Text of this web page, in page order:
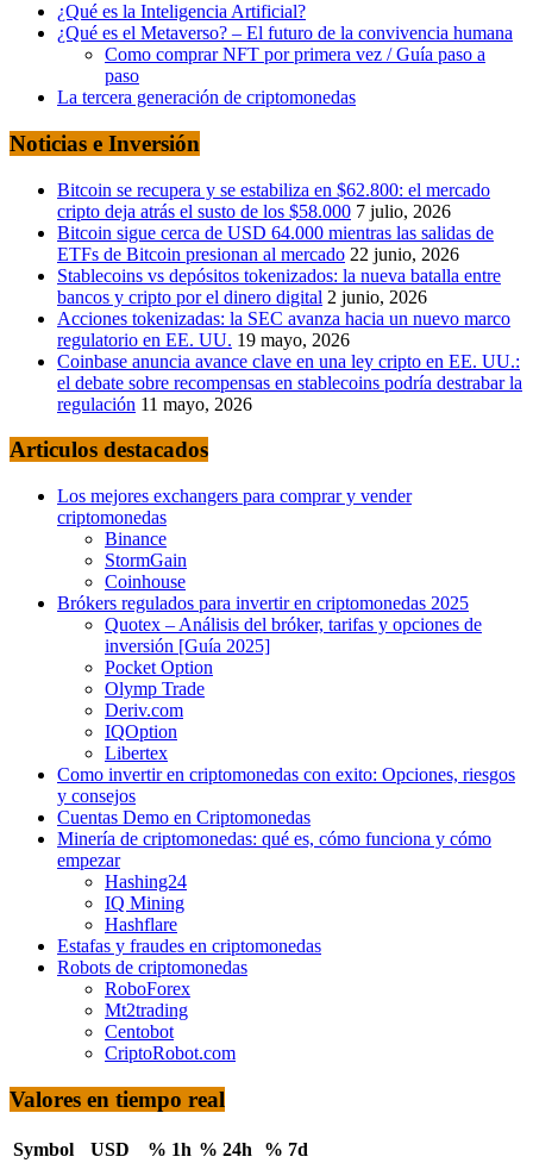
¿Qué es la Inteligencia Artificial?
¿Qué es el Metaverso? – El futuro de la convivencia humana
Como comprar NFT por primera vez / Guía paso a
paso
La tercera generación de criptomonedas
Noticias e Inversión
Bitcoin se recupera y se estabiliza en $62.800: el mercado
cripto deja atrás el susto de los $58.000 7 julio, 2026
Bitcoin sigue cerca de USD 64.000 mientras las salidas de
ETFs de Bitcoin presionan al mercado 22 junio, 2026
Stablecoins vs depósitos tokenizados: la nueva batalla entre
bancos y cripto por el dinero digital 2 junio, 2026
Acciones tokenizadas: la SEC avanza hacia un nuevo marco
regulatorio en EE. UU. 19 mayo, 2026
Coinbase anuncia avance clave en una ley cripto en EE. UU.:
el debate sobre recompensas en stablecoins podría destrabar la
regulación 11 mayo, 2026
Articulos destacados
Los mejores exchangers para comprar y vender
criptomonedas
Binance
StormGain
Coinhouse
Brókers regulados para invertir en criptomonedas 2025
Quotex – Análisis del bróker, tarifas y opciones de
inversión [Guía 2025]
Pocket Option
Olymp Trade
Deriv.com
IQOption
Libertex
Como invertir en criptomonedas con exito: Opciones, riesgos
y consejos
Cuentas Demo en Criptomonedas
Minería de criptomonedas: qué es, cómo funciona y cómo
empezar
Hashing24
IQ Mining
Hashflare
Estafas y fraudes en criptomonedas
Robots de criptomonedas
RoboForex
Mt2trading
Centobot
CriptoRobot.com
Valores en tiempo real
Symbol USD % 1h % 24h
% 7d